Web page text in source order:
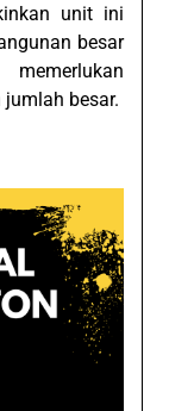
unit ini
besar
besar.